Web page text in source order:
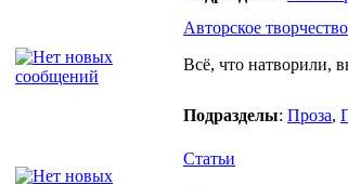
Авторское творчество
Всё, что натворили,
Подразделы: Проза,
Статьи